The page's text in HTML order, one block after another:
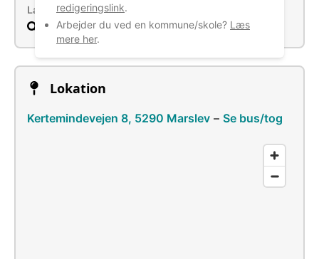
redigeringslink.
Arbejder du ved en kommune/skole? Læs
mere her.
Læs mere
Søg
Lokation
Kertemindevejen 8, 5290 Marslev – Se bus/tog